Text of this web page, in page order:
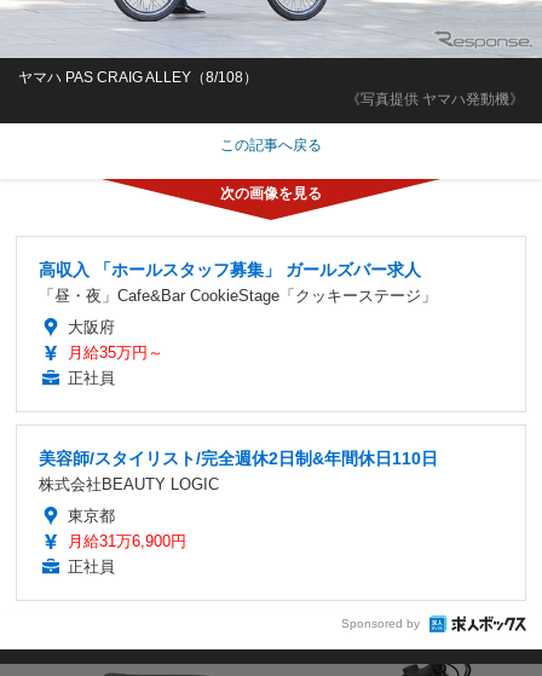
《写真提供 ヤマハ発動機》
ヤマハ PAS CRAIG ALLEY（8/108）
この記事へ戻る
高収入 「ホールスタッフ募集」 ガールズバー求人
「昼・夜」Cafe&Bar CookieStage「クッキーステージ」
大阪府
月給35万円～
正社員
美容師/スタイリスト/完全週休2日制&年間休日110日
株式会社BEAUTY LOGIC
東京都
月給31万6,900円
正社員
Sponsored by